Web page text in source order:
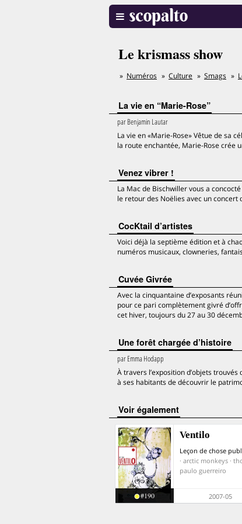
Le krismass show
Numéros Culture Smags
La vie en “Marie-Rose”
parBenjamin Lautar
La vie en «Marie-Rose» Vêtue de sa
la route enchantée, Marie-Rose crée
Venez vibrer !
La Mac de Bischwiller vous a
le retour des Noëlies avec un concert
CocKtail d’artistes
Voici déjà la septième édition et à
numéros musicaux, clowneries,
Cuvée Givrée
Avec la cinquantaine d’exposants
pour ce pari complètement givré
cet hiver, toujours du 27 au 30
Une forêt chargée d’histoire
parEmma Hodapp
À travers l’exposition d’objets
à ses habitants de découvrir le
voir également
Ventilo
Leçon de chose
· arctic monkeys ·
paulo guerreiro
#190 2007-05